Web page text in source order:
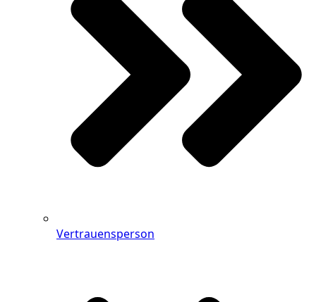
Vertrauensperson